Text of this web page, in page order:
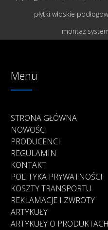
płytki włoskie
montaż
Menu
STRONA GŁÓWNA
NOWOŚCI
PRODUCENCI
REGULAMIN
KONTAKT
POLITYKA PRYWATNOŚCI
KOSZTY TRANSPORTU
REKLAMACJE I ZWROTY
ARTYKUŁY
ARTYKUŁY O PRODUKTACH